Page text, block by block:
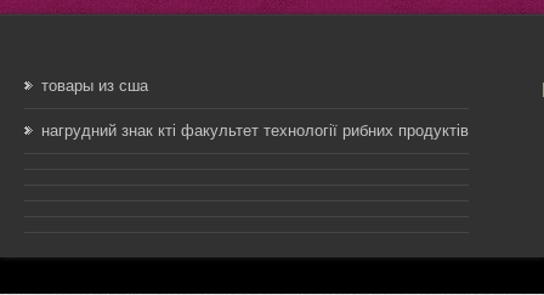
товары из сша
нагрудний знак кті факультет технології рибних продуктів